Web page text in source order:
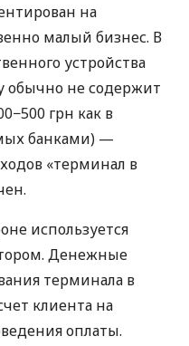
на
малый бизнес. В
устройства
обычно не содержит
грн как в
банками) —
«терминал в
используется
Денежные
терминала в
клиента на
оплаты.